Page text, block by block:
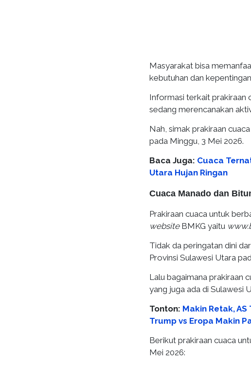
Masyarakat bisa
kebutuhan dan
Informasi terkait prakiraan
sedang merencanakan
Nah, simak prakiraan
pada Minggu, 3 Mei 2026.
Baca Juga: Cuaca
Utara Hujan Ringan
Cuaca Manado dan
Prakiraan cuaca untuk
website BMKG yaitu
Tidak da peringatan dini
Provinsi Sulawesi Utara
Lalu bagaimana prakiraan
yang juga ada di Sulawesi
Tonton: Makin Retak,
Trump vs Eropa Makin
Berikut prakiraan cuaca
Mei 2026: